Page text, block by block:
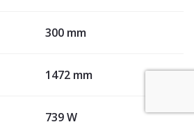
300 mm
1472 mm
739 W